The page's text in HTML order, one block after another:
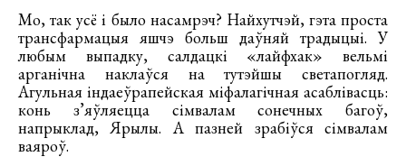
Мо, так усё і было насамрэч? Найхутчэй, гэта проста
трансфармацыя яшчэ больш даўняй традыцыі. У
любым выпадку, салдацкі «лайфхак» вельмі
арганічна наклаўся на тутэйшы светапогляд.
Агульная індаеўрапейская міфалагічная асаблівасць:
конь з’яўляецца сімвалам сонечных багоў,
напрыклад, Ярылы. А пазней зрабіўся сімвалам
ваяроў.